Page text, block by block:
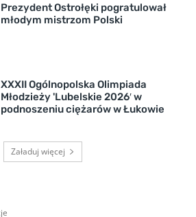
Prezydent Ostrołęki pogratulował
młodym mistrzom Polski
XXXII Ogólnopolska Olimpiada
Młodzieży 'Lubelskie 2026′ w
podnoszeniu ciężarów w Łukowie
Załaduj więcej